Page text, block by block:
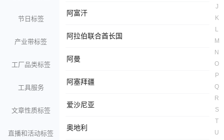
节日标签
产业带标签
工厂品类标签
工具服务
文章性质标签
直播和活动标签
阿富汗
阿拉伯联合酋长国
阿曼
阿塞拜疆
爱沙尼亚
奥地利
J
K
L
M
N
O
P
Q
R
S
T
U